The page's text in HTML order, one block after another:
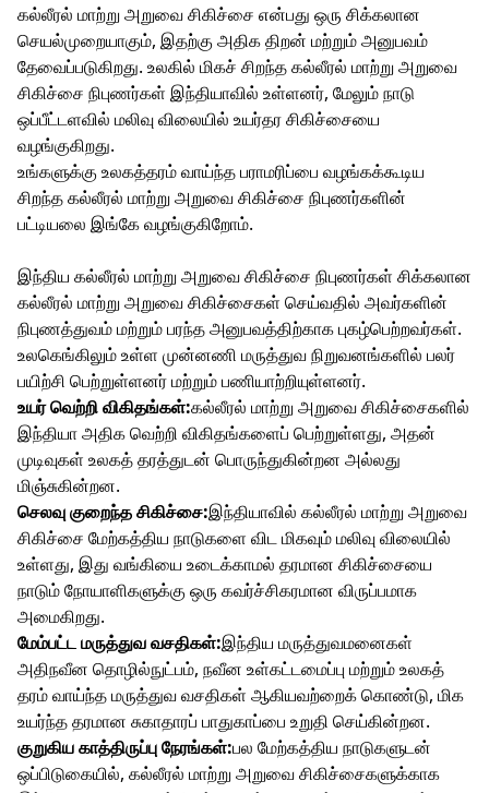
கல்லீரல் மாற்று அறுவை சிகிச்சை என்பது ஒரு சிக்கலான
செயல்முறையாகும், இதற்கு அதிக திறன் மற்றும் அனுபவம்
தேவைப்படுகிறது. உலகில் மிகச் சிறந்த கல்லீரல் மாற்று அறுவை
சிகிச்சை நிபுணர்கள் இந்தியாவில் உள்ளனர், மேலும் நாடு
ஒப்பீட்டளவில் மலிவு விலையில் உயர்தர சிகிச்சையை
வழங்குகிறது.
உங்களுக்கு உலகத்தரம் வாய்ந்த பராமரிப்பை வழங்கக்கூடிய
சிறந்த கல்லீரல் மாற்று அறுவை சிகிச்சை நிபுணர்களின்
பட்டியலை இங்கே வழங்குகிறோம்.
இந்திய கல்லீரல் மாற்று அறுவை சிகிச்சை நிபுணர்கள் சிக்கலான
கல்லீரல் மாற்று அறுவை சிகிச்சைகள் செய்வதில் அவர்களின்
நிபுணத்துவம் மற்றும் பரந்த அனுபவத்திற்காக புகழ்பெற்றவர்கள்.
உலகெங்கிலும் உள்ள முன்னணி மருத்துவ நிறுவனங்களில் பலர்
பயிற்சி பெற்றுள்ளனர் மற்றும் பணியாற்றியுள்ளனர்.
உயர் வெற்றி விகிதங்கள்:கல்லீரல் மாற்று அறுவை சிகிச்சைகளில்
இந்தியா அதிக வெற்றி விகிதங்களைப் பெற்றுள்ளது, அதன்
முடிவுகள் உலகத் தரத்துடன் பொருந்துகின்றன அல்லது
மிஞ்சுகின்றன.
செலவு குறைந்த சிகிச்சை:இந்தியாவில் கல்லீரல் மாற்று அறுவை
சிகிச்சை மேற்கத்திய நாடுகளை விட மிகவும் மலிவு விலையில்
உள்ளது, இது வங்கியை உடைக்காமல் தரமான சிகிச்சையை
நாடும் நோயாளிகளுக்கு ஒரு கவர்ச்சிகரமான விருப்பமாக
அமைகிறது.
மேம்பட்ட மருத்துவ வசதிகள்:இந்திய மருத்துவமனைகள்
அதிநவீன தொழில்நுட்பம், நவீன உள்கட்டமைப்பு மற்றும் உலகத்
தரம் வாய்ந்த மருத்துவ வசதிகள் ஆகியவற்றைக் கொண்டு, மிக
உயர்ந்த தரமான சுகாதாரப் பாதுகாப்பை உறுதி செய்கின்றன.
குறுகிய காத்திருப்பு நேரங்கள்:பல மேற்கத்திய நாடுகளுடன்
ஒப்பிடுகையில், கல்லீரல் மாற்று அறுவை சிகிச்சைகளுக்காக